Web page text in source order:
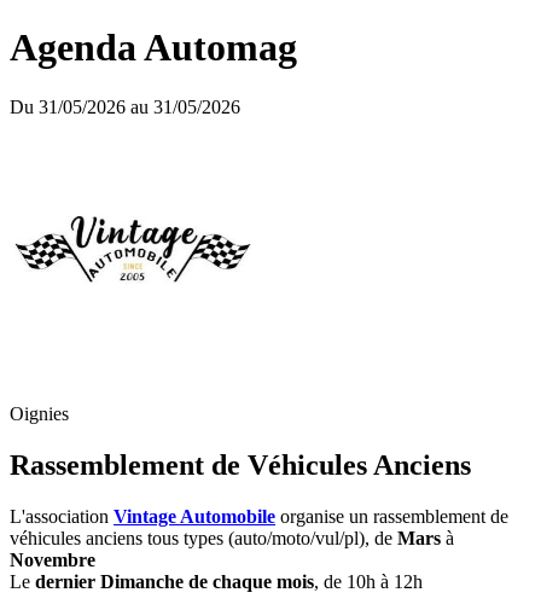
Agenda Automag
Du 31/05/2026 au 31/05/2026
Oignies
Rassemblement de Véhicules Anciens
L'association Vintage Automobile organise un rassemblement de
véhicules anciens tous types (auto/moto/vul/pl), de Mars à
Novembre
Le dernier Dimanche de chaque mois, de 10h à 12h